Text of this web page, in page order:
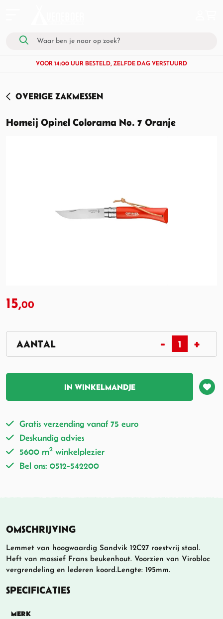
VOOR 14:00 UUR BESTELD, ZELFDE DAG VERSTUURD
OVERIGE ZAKMESSEN
Homeij Opinel Colorama No. 7 Oranje
15,00
IN WINKELMANDJE
Gratis verzending vanaf 75 euro
Deskundig advies
5600 m2 winkelplezier
Bel ons: 0512-542200
OMSCHRIJVING
Lemmet van hoogwaardig Sandvik 12C27 roestvrij staal.
Heft van massief Frans beukenhout. Voorzien van Virobloc
vergrendeling en lederen koord.Lengte: 195mm.
SPECIFICATIES
MERK